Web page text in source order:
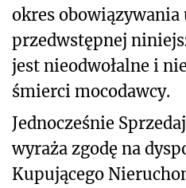
okres obowiązywania
przedwstępnej
jest nieodwołalne i
śmierci mocodawcy.
Jednocześnie
wyraża zgodę na
Kupującego